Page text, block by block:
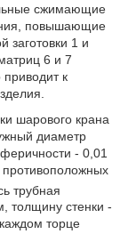
сжимающие
повышающие
заготовки 1 и
6 и 7
к
шарового крана
диаметр
- 0,01
трубная
толщину стенки -
торце